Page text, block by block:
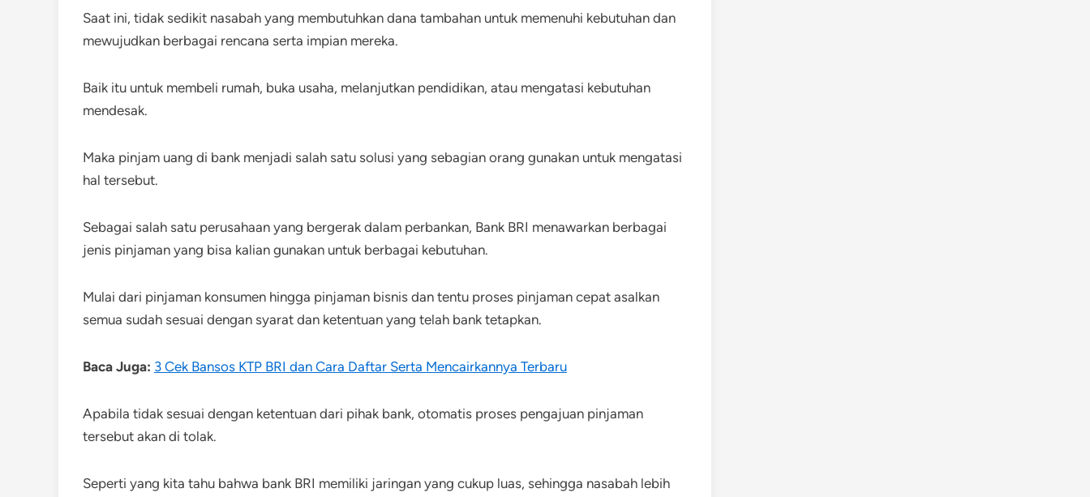
Saat ini, tidak sedikit nasabah yang membutuhkan dana tambahan untuk memenuhi kebutuhan dan
mewujudkan berbagai rencana serta impian mereka.
Baik itu untuk membeli rumah, buka usaha, melanjutkan pendidikan, atau mengatasi kebutuhan
mendesak.
Maka pinjam uang di bank menjadi salah satu solusi yang sebagian orang gunakan untuk mengatasi
hal tersebut.
Sebagai salah satu perusahaan yang bergerak dalam perbankan, Bank BRI menawarkan berbagai
jenis pinjaman yang bisa kalian gunakan untuk berbagai kebutuhan.
Mulai dari pinjaman konsumen hingga pinjaman bisnis dan tentu proses pinjaman cepat asalkan
semua sudah sesuai dengan syarat dan ketentuan yang telah bank tetapkan.
Baca Juga: 3 Cek Bansos KTP BRI dan Cara Daftar Serta Mencairkannya Terbaru
Apabila tidak sesuai dengan ketentuan dari pihak bank, otomatis proses pengajuan pinjaman
tersebut akan di tolak.
Seperti yang kita tahu bahwa bank BRI memiliki jaringan yang cukup luas, sehingga nasabah lebih